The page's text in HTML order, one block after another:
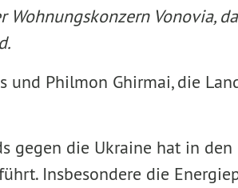
Wohnungskonzern Vonovia,
und Philmon Ghirmai, die
gegen die Ukraine hat in
Insbesondere die